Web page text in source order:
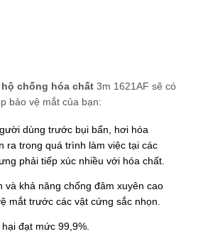
chống hóa chất 3m 1621AF sẽ có
bảo vệ mắt của bạn:
dùng trước bụi bẩn, hơi hóa
ra trong quá trình làm việc tại các
phải tiếp xúc nhiều với hóa chất.
và khả năng chống đâm xuyên cao
mắt trước các vật cứng sắc nhọn.
đạt mức 99,9%.